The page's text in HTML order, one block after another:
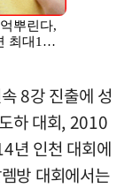
8강 진출에 성
하 대회, 2010
년 인천 대회에
방 대회에서는